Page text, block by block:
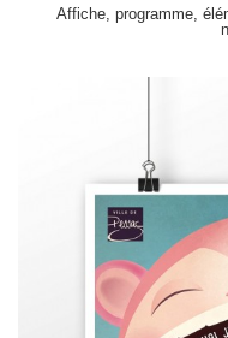
Affiche, programme,